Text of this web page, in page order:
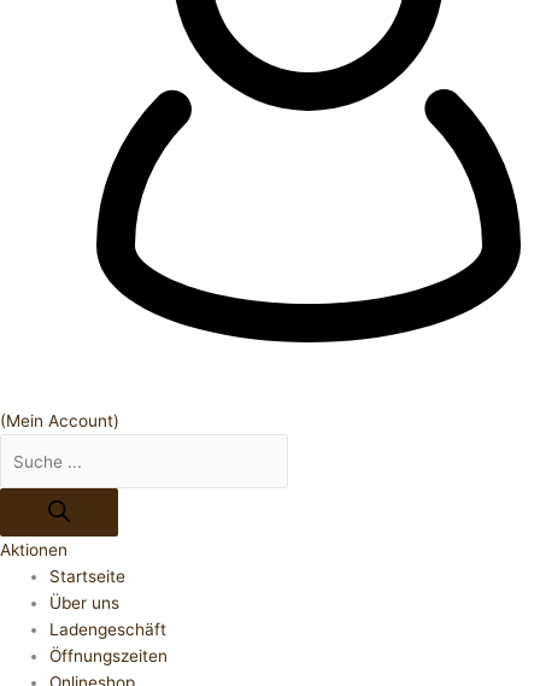
(Mein Account)
Aktionen
Startseite
Über uns
Ladengeschäft
Öffnungszeiten
Onlineshop